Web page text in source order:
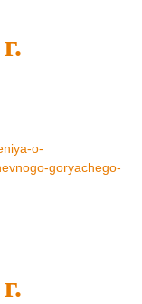
o-
goryachego-